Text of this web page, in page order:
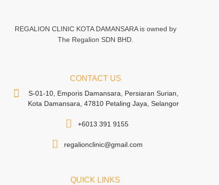
REGALION CLINIC KOTA DAMANSARA is owned by
The Regalion SDN BHD.
CONTACT US
S-01-10, Emporis Damansara, Persiaran Surian,
Kota Damansara, 47810 Petaling Jaya, Selangor
+6013 391 9155
regalionclinic@gmail.com
QUICK LINKS